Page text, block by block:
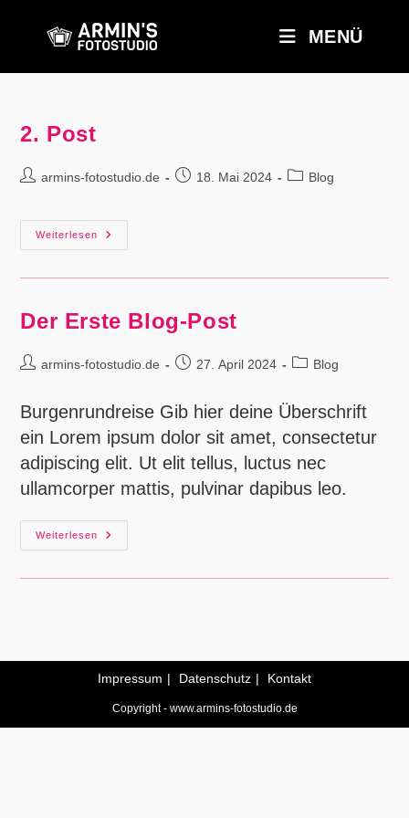
MENÜ
2. Post
Beitrags-
armins-fotostudio.de
Beitrag18. Mai 2024
Beitrags-
Blog
Weiterlesen
2.
Post
Der Erste Blog-Post
Beitrags-
armins-fotostudio.de
Beitrag27. April 2024
Beitrags-
Blog
Burgenrundreise Gib hier deine Überschrift
ein Lorem ipsum dolor sit amet, consectetur
adipiscing elit. Ut elit tellus, luctus nec
ullamcorper mattis, pulvinar dapibus leo.
Weiterlesen
Der
Erste
Impressum Datenschutz Kontakt
Copyright - www.armins-fotostudio.de